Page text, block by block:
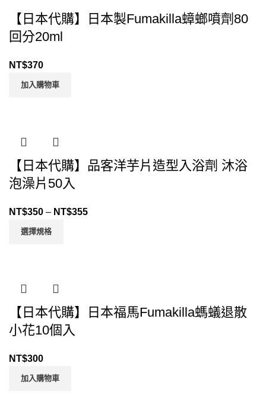
【日本代購】日本製Fumakilla蟑螂噴劑80
回分20ml
NT$370
加入購物車
【日本代購】品客洋芋片造型入浴劑 沐浴
泡澡片50入
NT$350 – NT$355
選擇規格
【日本代購】日本福馬Fumakilla螞蟻退散
小花10個入
NT$300
加入購物車